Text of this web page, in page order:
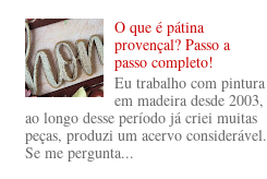
O que é pátina
provençal? Passo a
passo completo!
Eu trabalho com pintura
em madeira desde 2003,
ao longo desse período já criei muitas
peças, produzi um acervo considerável.
Se me pergunta...